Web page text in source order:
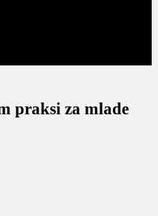
praksi za mlade